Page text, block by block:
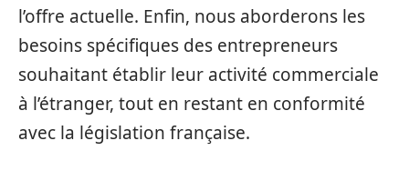
l’offre actuelle. Enfin, nous aborderons les
besoins spécifiques des entrepreneurs
souhaitant établir leur activité commerciale
à l’étranger, tout en restant en conformité
avec la législation française.